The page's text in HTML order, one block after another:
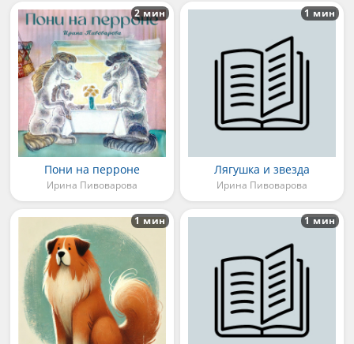
Пони на перроне
Ирина Пивоварова
2 мин
Лягушка и звезда
Ирина Пивоварова
1 мин
1 мин 1 мин